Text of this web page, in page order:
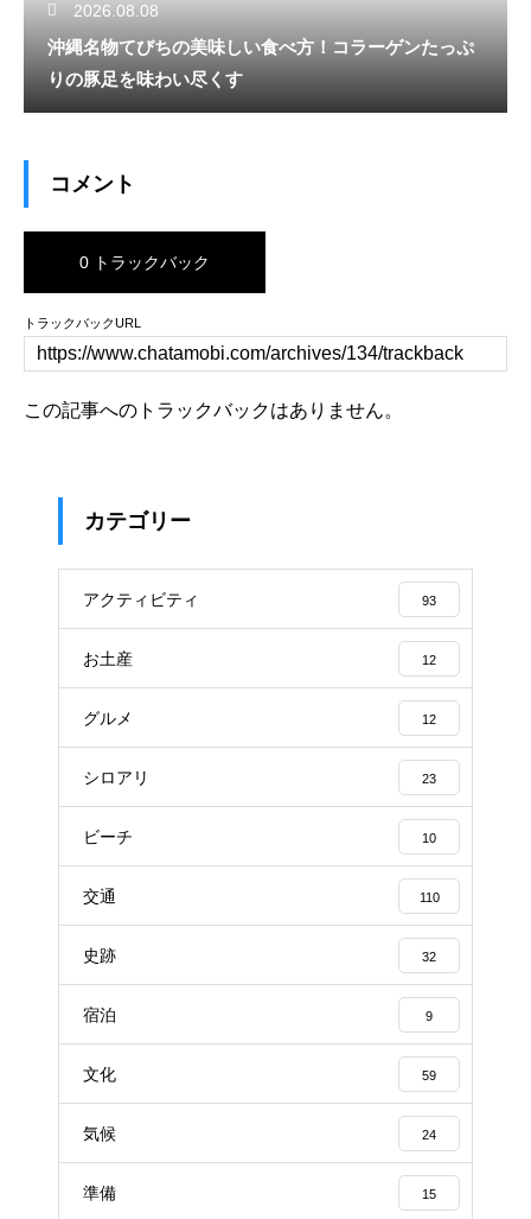
2026.08.08
沖縄名物てびちの美味しい食べ方！コラーゲンたっぷ
りの豚足を味わい尽くす
コメント
0 トラックバック
トラックバックURL
この記事へのトラックバックはありません。
カテゴリー
アクティビティ 93
お土産 12
グルメ 12
シロアリ 23
ビーチ 10
交通 110
史跡 32
宿泊 9
文化 59
気候 24
準備 15